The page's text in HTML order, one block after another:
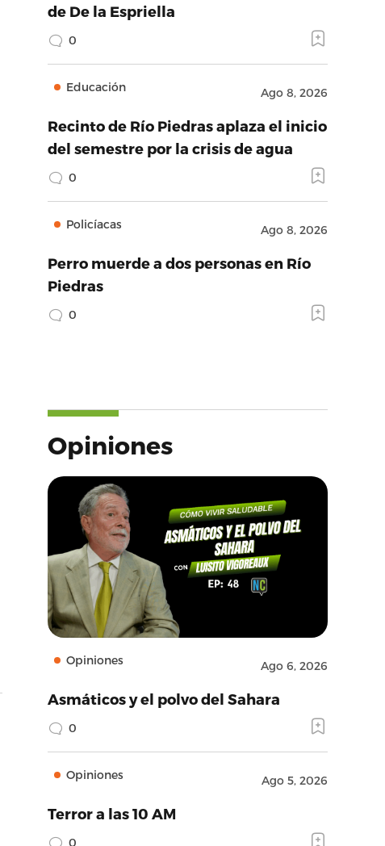
de De la Espriella
0
Educación Ago 8, 2026
Recinto de Río Piedras aplaza el inicio
del semestre por la crisis de agua
0
Policíacas Ago 8, 2026
Perro muerde a dos personas en Río
Piedras
0
Opiniones
Opiniones Ago 6, 2026
Asmáticos y el polvo del Sahara
0
Opiniones Ago 5, 2026
Terror a las 10 AM
0